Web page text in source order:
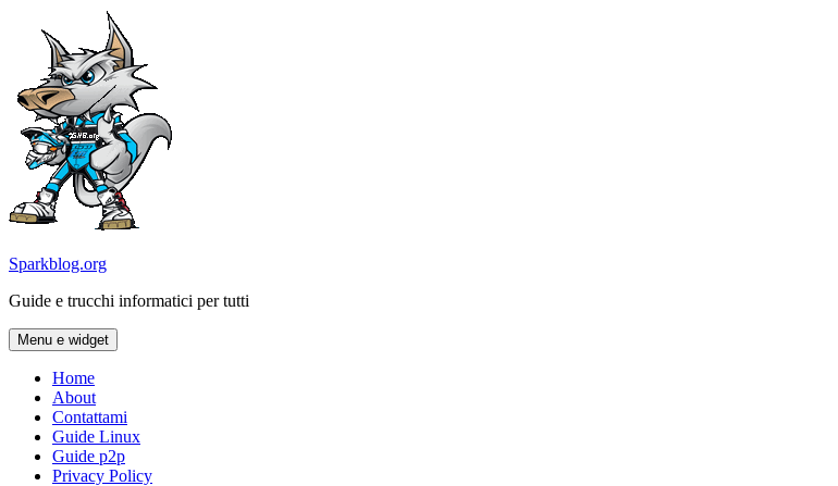
contenuto
Sparkblog.org
Guide e trucchi informatici per tutti
Menu e widget
Home
About
Contattami
Guide Linux
Guide p2p
Privacy Policy